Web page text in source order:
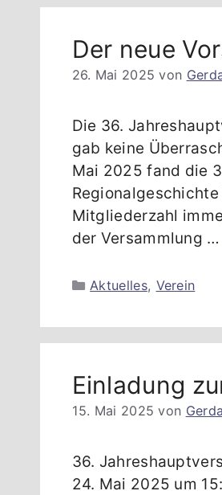
Der neue
26. Mai 2025 von
Die 36.
gab keine
Mai 2025 fand die
Mitgliederzahl
der Versammlung …
Kategorien
Aktuelles, Verein
Einladung
15. Mai 2025 von
36.
24. Mai 2025 um